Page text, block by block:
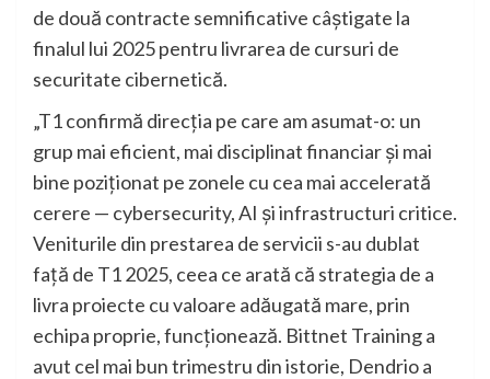
de două contracte semnificative câștigate la
finalul lui 2025 pentru livrarea de cursuri de
securitate cibernetică.
„T1 confirmă direcția pe care am asumat-o: un
grup mai eficient, mai disciplinat financiar și mai
bine poziționat pe zonele cu cea mai accelerată
cerere — cybersecurity, AI și infrastructuri critice.
Veniturile din prestarea de servicii s-au dublat
față de T1 2025, ceea ce arată că strategia de a
livra proiecte cu valoare adăugată mare, prin
echipa proprie, funcționează. Bittnet Training a
avut cel mai bun trimestru din istorie, Dendrio a